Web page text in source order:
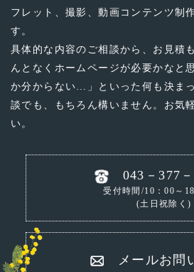
フレット、撮影、動画コンテンツ制
す。
具体的な内容のご相談から、お見積
んとなくホームページが必要かなと
か分からない…」といった 何も決ま
談でも、もちろん構いません。お気
い。
043－377
受付時間/10：00～
(土日祝除く)
メールお問